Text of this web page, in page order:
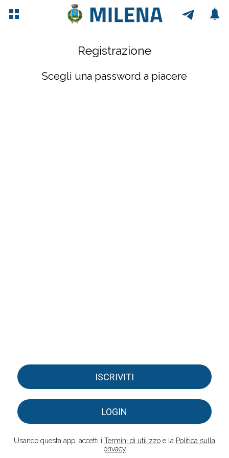
Registrazione
Scegli una password a piacere
ISCRIVITI
LOGIN
Usando questa app, accetti i Termini di utilizzo e la Politica sulla
privacy